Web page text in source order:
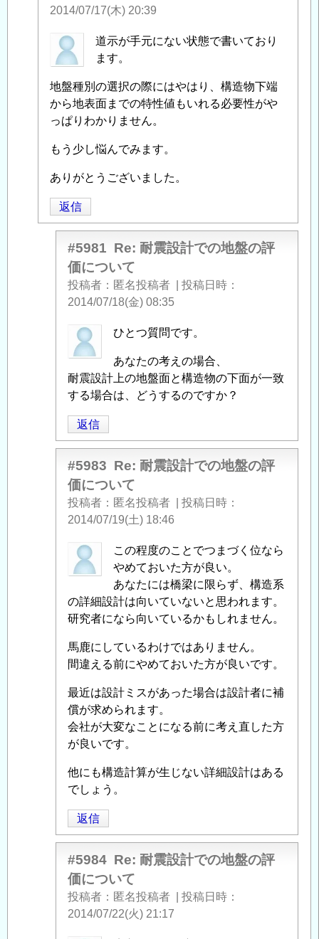
2014/07/17(木) 20:39
匿
名
稿
者
に
よ
「 Re:
震
設
」
へ
道示が手元にない状態で書いており
ます。
地盤種別の選択の際にはやはり、構造物下端
から地表面までの特性値もいれる必要性がや
っぱりわかりません。
もう少し悩んでみます。
ありがとうございました。
返信
#5981 Re: 耐震設計での地盤の評
価について
投稿者 匿名投稿者
投稿日時
2014/07/18(金) 08:35
匿
名
稿
者
に
よ
る
「Re:
耐
震
設
で
の
盤
の
評
価
に
つ
い
て」
へ
返
信
ひとつ質問です。
あなたの考えの場合、
耐震設計上の地盤面と構造物の下面が一致
する場合は、どうするのですか？
返信
#5983 Re: 耐震設計での地盤の評
価について
投稿者 匿名投稿者
投稿日時
2014/07/19(土) 18:46
匿
名
稿
者
よ
る
「 Re:
耐
震
設
で
の
盤
の
評
価
に
つ
この程度のことでつまづく位なら
やめておいた方が良い。
あなたには橋梁に限らず、構造系
の詳細設計は向いていないと思われます。
研究者になら向いているかもしれません。
馬鹿にしているわけではありません。
間違える前にやめておいた方が良いです。
最近は設計ミスがあった場合は設計者に補
償が求められます。
会社が大変なことになる前に考え直した方
が良いです。
他にも構造計算が生じない詳細設計はある
でしょう。
返信
#5984 Re: 耐震設計での地盤の評
価について
投稿者 匿名投稿者
投稿日時
2014/07/22(火) 21:17